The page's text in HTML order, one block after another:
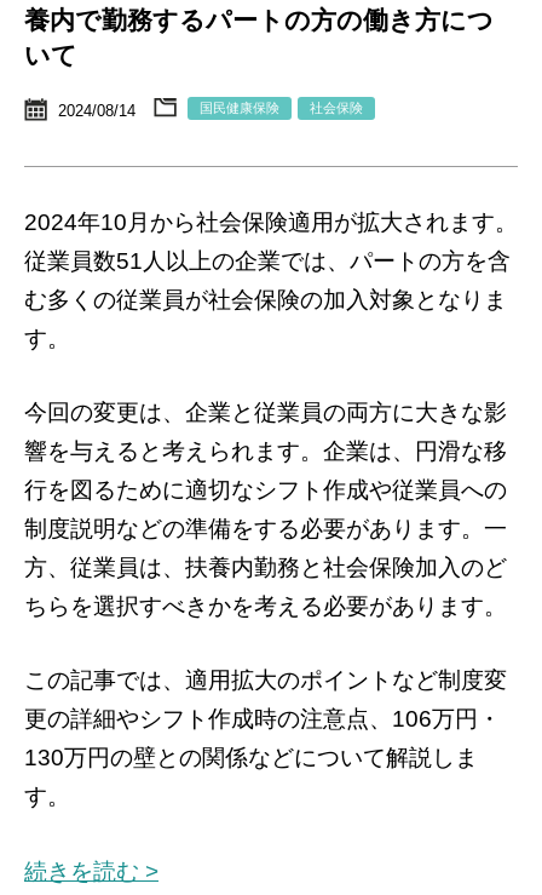
養内で勤務するパートの方の働き方につ
いて
2024/08/14 国民健康保険 社会保険
2024年10月から社会保険適用が拡大されます。
従業員数51人以上の企業では、パートの方を含
む多くの従業員が社会保険の加入対象となりま
す。
今回の変更は、企業と従業員の両方に大きな影
響を与えると考えられます。企業は、円滑な移
行を図るために適切なシフト作成や従業員への
制度説明などの準備をする必要があります。一
方、従業員は、扶養内勤務と社会保険加入のど
ちらを選択すべきかを考える必要があります。
この記事では、適用拡大のポイントなど制度変
更の詳細やシフト作成時の注意点、106万円・
130万円の壁との関係などについて解説しま
す。
続きを読む >